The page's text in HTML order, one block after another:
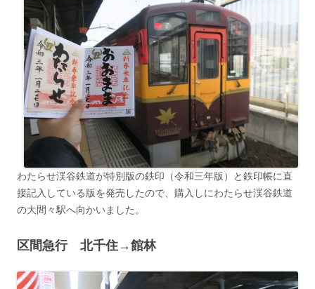
わたらせ渓谷鉄道が特別版の鉄印（令和三年版）と鉄印帳に直
接記入している版を発売したので、購入しにわたらせ渓谷鉄道
の大間々駅へ向かいました。
区間急行 北千住→館林